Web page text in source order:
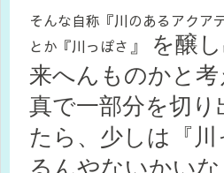
そんな自称『川のあるアクア
とか『川っぽさ 』
を醸
来へんものかと
真で一部分を切り
たら、少しは『川
るんやないかい